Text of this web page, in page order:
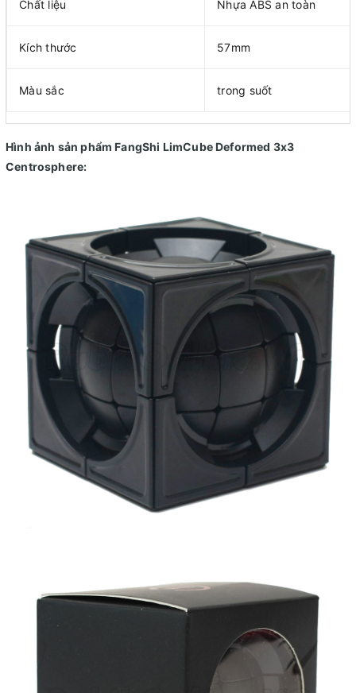
Chất liệu Nhựa ABS an toàn
Kích thước 57mm
Màu sắc trong suốt
Hình ảnh sản phẩm FangShi LimCube Deformed 3x3
Centrosphere: